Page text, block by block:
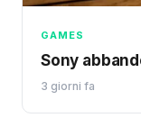
GAMES
Sony
3 giorni fa